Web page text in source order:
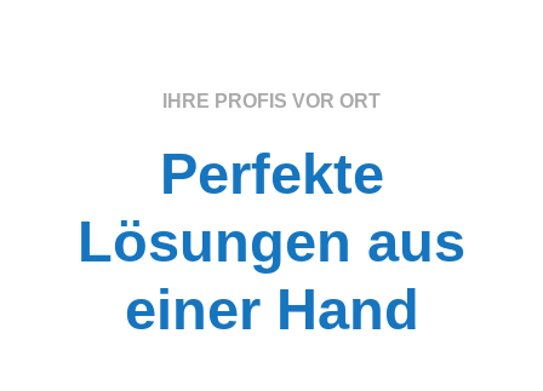
IHRE PROFIS VOR ORT
Perfekte
Lösungen aus
einer Hand